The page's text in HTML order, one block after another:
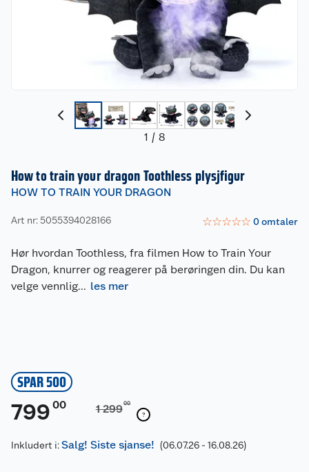
1 / 8
How to train your dragon Toothless plysjfigur
HOW TO TRAIN YOUR DRAGON
Art nr: 5055394028166 ☆☆☆☆☆ 0omtaler
Hør hvordan Toothless, fra filmen How to Train Your
Dragon, knurrer og reagerer på berøringen din. Du kan
velge vennlig... les mer
SPAR 500
799 00 1 29900
Inkludert i:Salg! Siste sjanse! (06.07.26 - 16.08.26)